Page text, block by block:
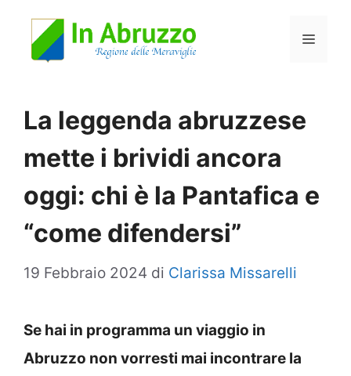
Menu
La leggenda abruzzese
mette i brividi ancora
oggi: chi è la Pantafica e
“come difendersi”
19 Febbraio 2024 di Clarissa Missarelli
Se hai in programma un viaggio in
Abruzzo non vorresti mai incontrare la